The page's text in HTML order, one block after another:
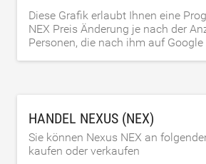
Diese Grafik erlaubt Ihnen eine
NEX Preis Änderung je nach der
Personen, die nach ihm auf Google
HANDEL NEXUS (NEX)
Sie können Nexus NEX an
kaufen oder verkaufen